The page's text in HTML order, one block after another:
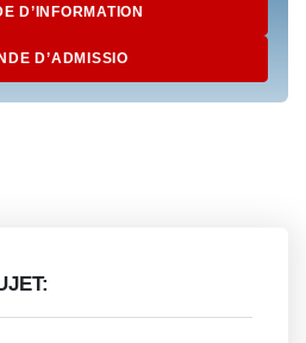
D’INFORMATION
D’ADMISSIO